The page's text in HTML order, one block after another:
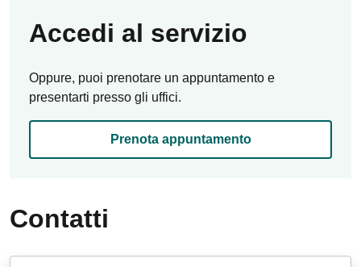
Accedi al servizio
Oppure, puoi prenotare un appuntamento e
presentarti presso gli uffici.
Prenota appuntamento
Contatti